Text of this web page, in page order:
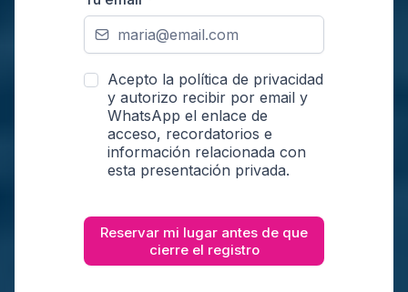
Acepto la política de privacidad
y autorizo recibir por email y
WhatsApp el enlace de
acceso, recordatorios e
información relacionada con
esta presentación privada.
Reservar mi lugar antes de que
cierre el registro